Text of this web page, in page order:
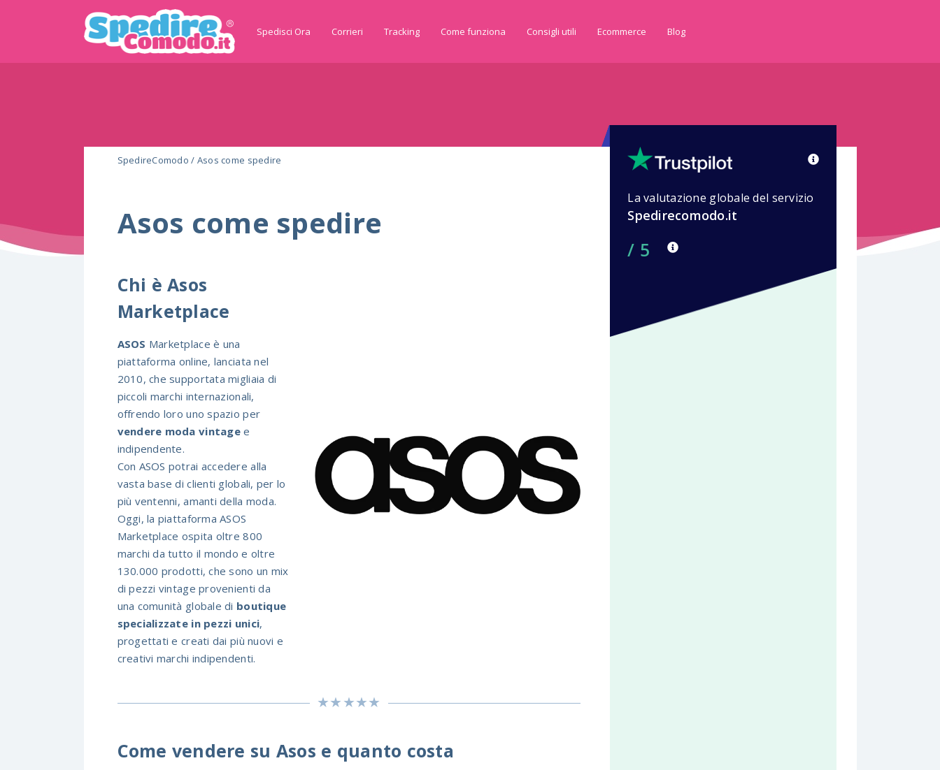
Spedisci Ora Corrieri Tracking Come funziona Consigli utili Ecommerce Blog
SpedireComodo / Asos come spedire
Asos come spedire
Chi è Asos
Marketplace
ASOS Marketplace è una
piattaforma online, lanciata nel
2010, che supportata migliaia di
piccoli marchi internazionali,
offrendo loro uno spazio per
vendere moda vintagee
indipendente.
Con ASOS potrai accedere alla
vasta base di clienti globali, per lo
più ventenni, amanti della moda.
Oggi, la piattaforma ASOS
Marketplace ospita oltre 800
marchi da tutto il mondo e oltre
130.000 prodotti, che sono un mix
di pezzi vintage provenienti da
una comunità globale di boutique
specializzate in pezzi unici,
progettati e creati dai più nuovi e
creativi marchi indipendenti.
Come vendere su Asos e quanto costa
La valutazione globale del servizio
Spedirecomodo.it
/ 5